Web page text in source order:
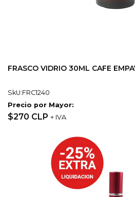
FRASCO VIDRIO 30ML CAFE
SkU:FRC1240
Precio por Mayor:
$270 CLP + IVA